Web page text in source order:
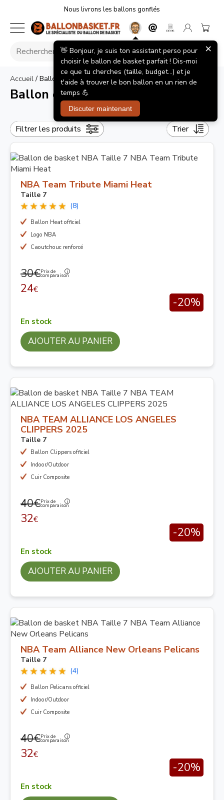
Nous livrons les ballons gonflés
Accueil/ Ballon de basket NBA Taille 7
Ballon de basket NBA Taille 7
Filtrer les produits Trier
NBA Team Tribute Miami Heat
Taille 7
(8)
Ballon Heat officiel
Logo NBA
Caoutchouc renforcé
30€Prix de
comparaison
24€
-20%
En stock
AJOUTER AU PANIER
NBA TEAM ALLIANCE LOS ANGELES
CLIPPERS 2025
Taille 7
Ballon Clippers officiel
Indoor/Outdoor
Cuir Composite
40€Prix de
comparaison
32€
-20%
En stock
AJOUTER AU PANIER
NBA Team Alliance New Orleans Pelicans
Taille 7
(4)
Ballon Pelicans officiel
Indoor/Outdoor
Cuir Composite
40€Prix de
comparaison
32€
-20%
En stock
👋 Bonjour, je suis ton assistant perso pour
choisir le ballon de basket parfait ! Dis-moi
ce que tu cherches (taille, budget...) et je
t'aide à trouver le bon ballon en un rien de
temps 💪
Discuter maintenant
×